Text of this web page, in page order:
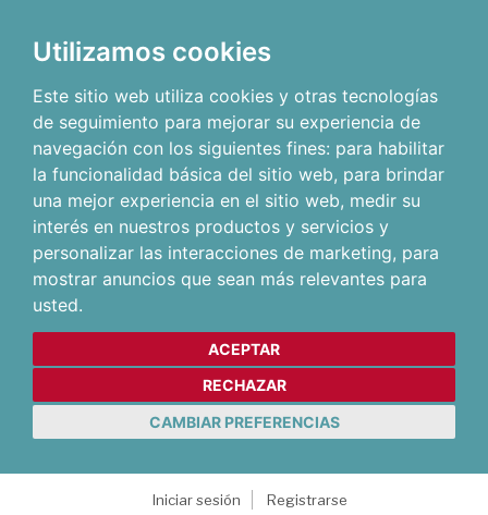
Utilizamos cookies
Este sitio web utiliza cookies y otras tecnologías
de seguimiento para mejorar su experiencia de
navegación con los siguientes fines: para habilitar
la funcionalidad básica del sitio web, para brindar
una mejor experiencia en el sitio web, medir su
interés en nuestros productos y servicios y
personalizar las interacciones de marketing, para
mostrar anuncios que sean más relevantes para
usted.
ACEPTAR
RECHAZAR
CAMBIAR PREFERENCIAS
Iniciar sesión
Registrarse